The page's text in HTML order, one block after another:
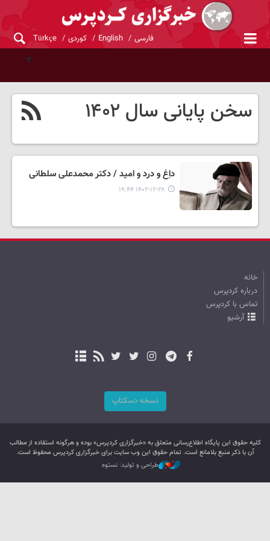
فارسی English کوردی Türkçe
سخن پایانی سال ۱۴۰۲
داِغ و درد و امید / دکتر محمدعلی سلطانی
۱۴۰۲-۱۲-۲۸ ۱۹:۴۴
خانه
درباره کردپرس
تماس با کردپرس
آرشیو
نسخه دسکتاپ
کليه حقوق اين پایگاه اطلاع‌رسانی متعلق به «خبرگزاری کردپرس» بوده و هرگونه استفاده از مطالب
آن با ذکر منبع بلامانع است. تمام حقوق این وب سایت برای خبرگزاری کردپرس محفوظ است.
طراحی و تولید: نستوه